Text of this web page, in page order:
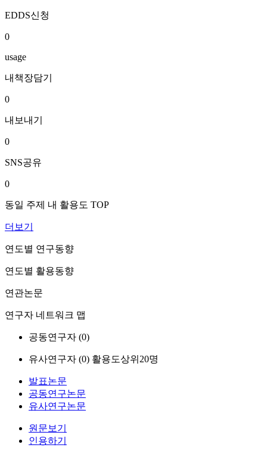
EDDS신청
0
usage
내책장담기
0
내보내기
0
SNS공유
0
동일 주제 내 활용도 TOP
더보기
연도별 연구동향
연도별 활용동향
연관논문
연구자 네트워크 맵
공동연구자 (0)
유사연구자 (0) 활용도상위20명
발표논문
공동연구논문
유사연구논문
원문보기
인용하기